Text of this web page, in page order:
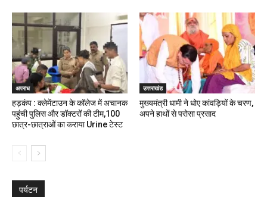
अपराध
हड़कंप : क्लेमेंटाउन के कॉलेज में अचानक
पहुंची पुलिस और डॉक्टरों की टीम,100
छात्र-छात्राओं का कराया Urine टेस्ट
उत्तराखंड
मुख्यमंत्री धामी ने धोए कांवड़ियों के चरण,
अपने हाथों से परोसा प्रसाद
पर्यटन